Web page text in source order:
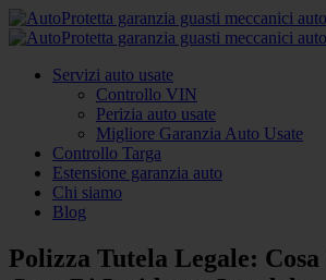
Servizi auto usate
Controllo VIN
Perizia auto usate
Migliore Garanzia Auto Usate
Controllo Targa
Estensione garanzia auto
Chi siamo
Blog
Polizza Tutela Legale: